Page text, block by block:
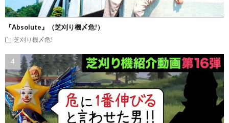
『Absolute』（芝刈り機〆危!）
芝刈り機〆危!